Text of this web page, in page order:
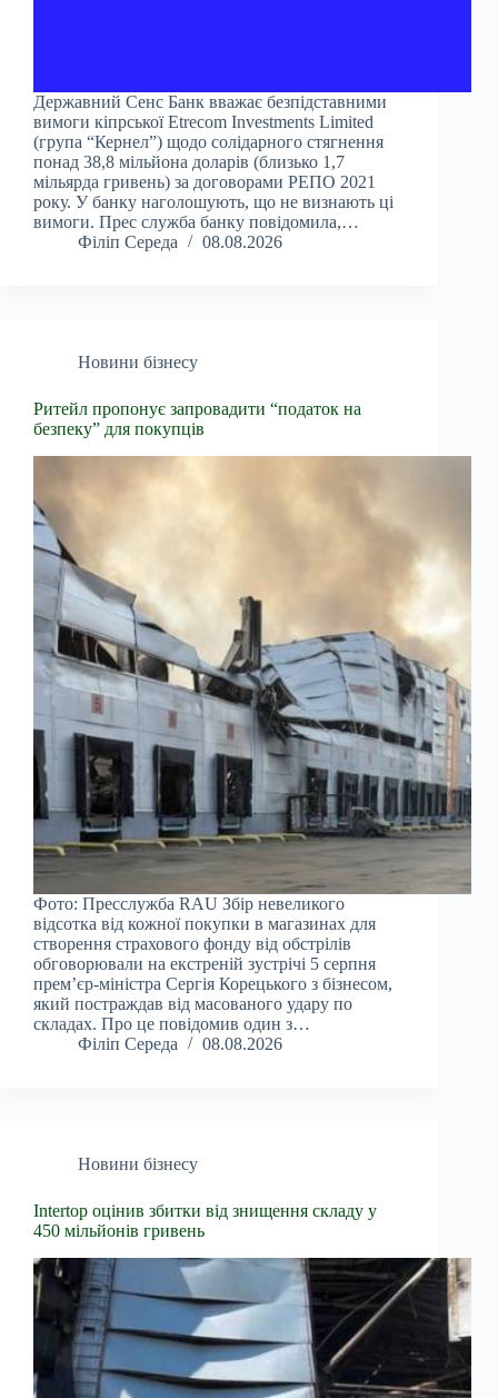
Державний Сенс Банк вважає безпідставними
вимоги кіпрської Etrecom Investments Limited
(група “Кернел”) щодо солідарного стягнення
понад 38,8 мільйона доларів (близько 1,7
мільярда гривень) за договорами РЕПО 2021
року. У банку наголошують, що не визнають ці
вимоги. Прес служба банку повідомила,…
Філіп Середа
08.08.2026
Новини бізнесу
Ритейл пропонує запровадити “податок на
безпеку” для покупців
Фото: Пресслужба RAU Збір невеликого
відсотка від кожної покупки в магазинах для
створення страхового фонду від обстрілів
обговорювали на екстреній зустрічі 5 серпня
прем’єр-міністра Сергія Корецького з бізнесом,
який постраждав від масованого удару по
складах. Про це повідомив один з…
Філіп Середа
08.08.2026
Новини бізнесу
Intertop оцінив збитки від знищення складу у
450 мільйонів гривень